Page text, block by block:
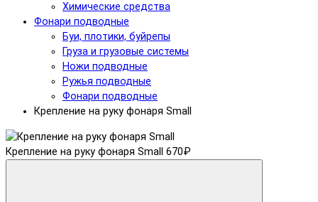
Химические средства
Фонари подводные
Буи, плотики, буйрепы
Груза и грузовые системы
Ножи подводные
Ружья подводные
Фонари подводные
Крепление на руку фонаря Small
Крепление на руку фонаря Small 670₽